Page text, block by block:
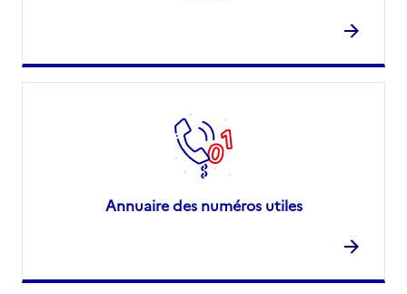
Annuaire des numéros utiles